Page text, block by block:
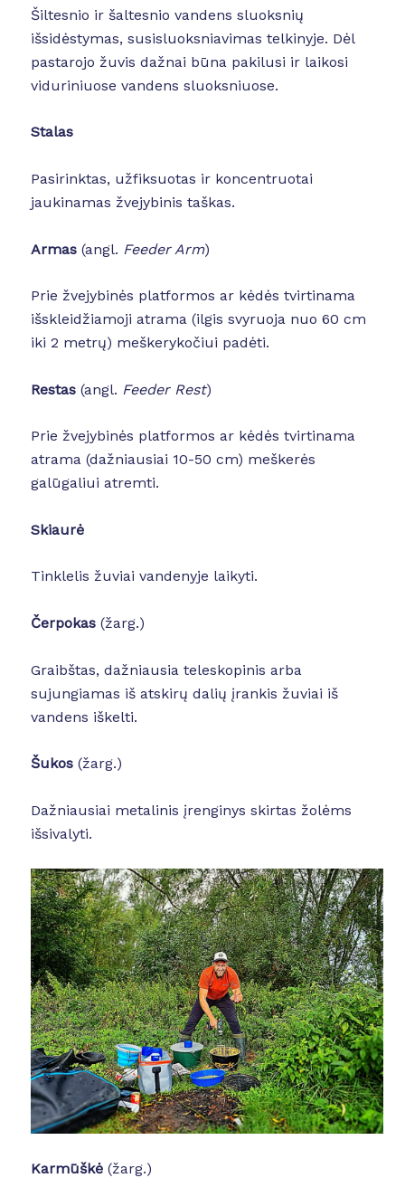
Šiltesnio ir šaltesnio vandens sluoksnių
išsidėstymas, susisluoksniavimas telkinyje. Dėl
pastarojo žuvis dažnai būna pakilusi ir laikosi
viduriniuose vandens sluoksniuose.
Stalas
Pasirinktas, užfiksuotas ir koncentruotai
jaukinamas žvejybinis taškas.
Armas (angl. Feeder Arm)
Prie žvejybinės platformos ar kėdės tvirtinama
išskleidžiamoji atrama (ilgis svyruoja nuo 60 cm
iki 2 metrų) meškerykočiui padėti.
Restas (angl. Feeder Rest)
Prie žvejybinės platformos ar kėdės tvirtinama
atrama (dažniausiai 10-50 cm) meškerės
galūgaliui atremti.
Skiaurė
Tinklelis žuviai vandenyje laikyti.
Čerpokas (žarg.)
Graibštas, dažniausia teleskopinis arba
sujungiamas iš atskirų dalių įrankis žuviai iš
vandens iškelti.
Šukos (žarg.)
Dažniausiai metalinis įrenginys skirtas žolėms
išsivalyti.
Karmūškė (žarg.)